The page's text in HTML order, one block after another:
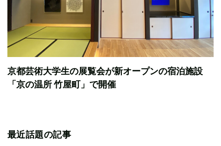
京都芸術大学生の展覧会が新オープンの宿泊施設
「京の温所 竹屋町」で開催
最近話題の記事